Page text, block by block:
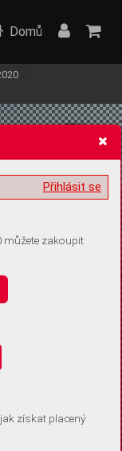
informací
žádné informace
o souhlas s
a
zařízení, abychom se
upravit ve Správě
Domů
Přihlásit se
můžete zakoupit
získat placený